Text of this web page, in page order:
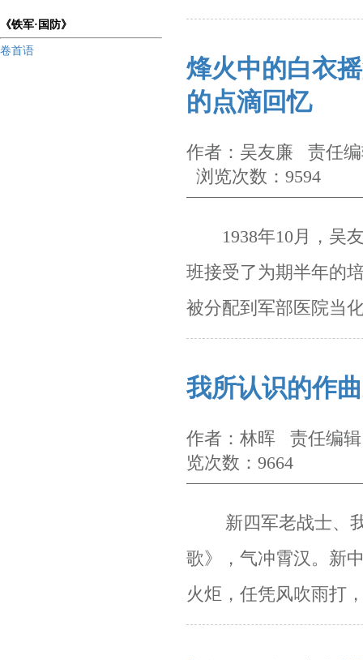
《铁军·国防》
卷首语
烽火中的白衣
的点滴回忆
作者：吴友廉 责任
浏览次数：9594
1938年10月，吴友
班接受了为期半年的
被分配到军部医院当
我所认识的作
作者：林晖 责任编
览次数：9664
新四军老战士、
歌》，气冲霄汉。新
火炬，任凭风吹雨打